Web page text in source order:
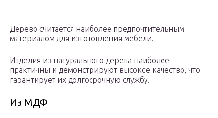
Дерево считается наиболее предпочтительным
материалом для изготовления мебели.
Изделия из натурального дерева наиболее
практичны и демонстрируют высокое качество, что
гарантирует их долгосрочную службу.
Из МДФ